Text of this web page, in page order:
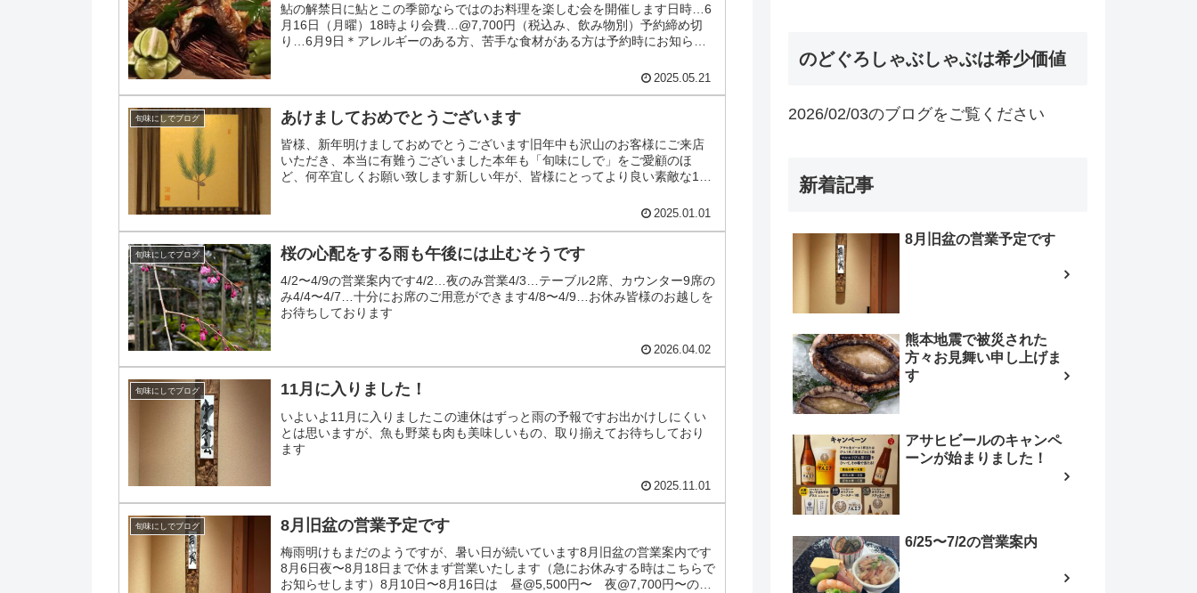
鮎の解禁日に鮎とこの季節ならではのお料理を楽しむ会を開催します日時…6
月16日（月曜）18時より会費…@7,700円（税込み、飲み物別）予約締め切
り…6月9日＊アレルギーのある方、苦手な食材がある方は予約時にお知らせ
2025.05.21
旬味にしでブログ あけましておめでとうございます
皆様、新年明けましておめでとうございます旧年中も沢山のお客様にご来店
いただき、本当に有難うございました本年も「旬味にしで」をご愛顧のほ
ど、何卒宜しくお願い致します新しい年が、皆様にとってより良い素敵な1年
2025.01.01
旬味にしでブログ 桜の心配をする雨も午後には止むそうです
4/2〜4/9の営業案内です4/2…夜のみ営業4/3…テーブル2席、カウンター9席の
み4/4〜4/7…十分にお席のご用意ができます4/8〜4/9…お休み皆様のお越しを
お待ちしております
2026.04.02
旬味にしでブログ 11月に入りました！
いよいよ11月に入りましたこの連休はずっと雨の予報ですお出かけしにくい
とは思いますが、魚も野菜も肉も美味しいもの、取り揃えてお待ちしており
ます
2025.11.01
旬味にしでブログ 8月旧盆の営業予定です
梅雨明けもまだのようですが、暑い日が続いています8月旧盆の営業案内です
8月6日夜〜8月18日まで休まず営業いたします（急にお休みする時はこちらで
お知らせします）8月10日〜8月16日は 昼@5,500円〜 夜@7,700円〜のコ
のどぐろしゃぶしゃぶは希少価値
2026/02/03のブログをご覧ください
新着記事
8月旧盆の営業予定です
熊本地震で被災された
方々お見舞い申し上げま
す
アサヒビールのキャンペ
ーンが始まりました！
6/25〜7/2の営業案内